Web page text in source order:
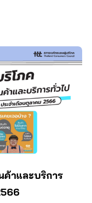
าและบริการ